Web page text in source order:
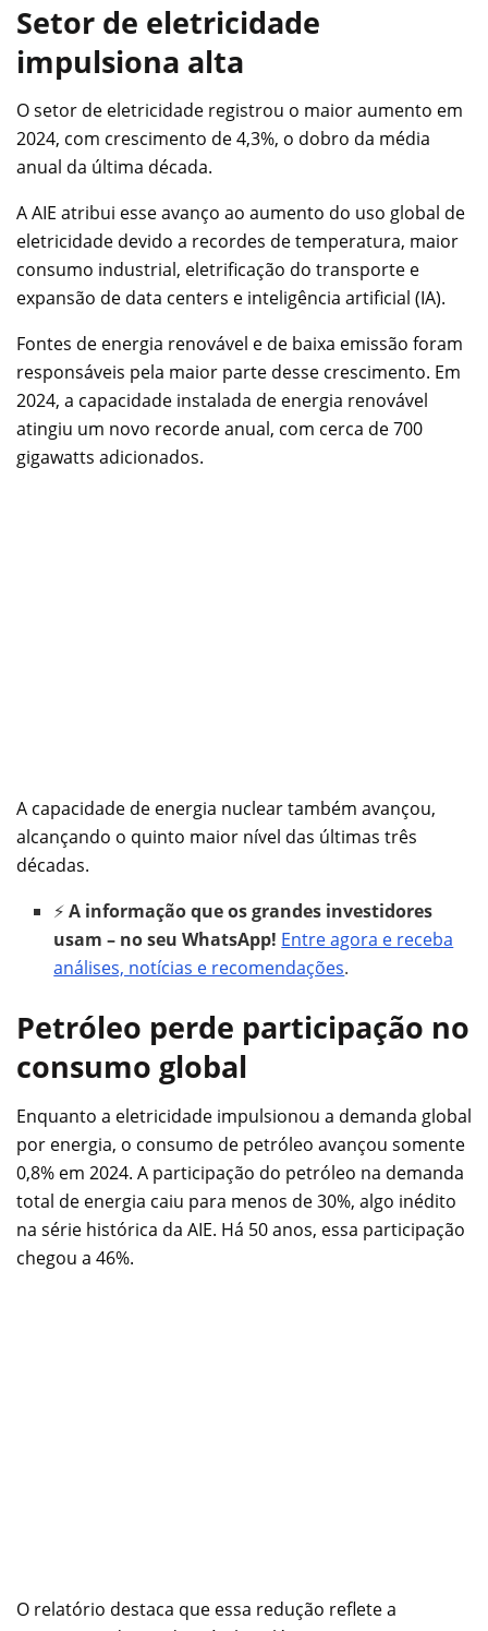
Setor de eletricidade
impulsiona alta
O setor de eletricidade registrou o maior aumento em
2024, com crescimento de 4,3%, o dobro da média
anual da última década.
A AIE atribui esse avanço ao aumento do uso global de
eletricidade devido a recordes de temperatura, maior
consumo industrial, eletrificação do transporte e
expansão de data centers e inteligência artificial (IA).
Fontes de energia renovável e de baixa emissão foram
responsáveis pela maior parte desse crescimento. Em
2024, a capacidade instalada de energia renovável
atingiu um novo recorde anual, com cerca de 700
gigawatts adicionados.
A capacidade de energia nuclear também avançou,
alcançando o quinto maior nível das últimas três
décadas.
⚡A informação que os grandes investidores
usam – no seu WhatsApp! Entre agora e receba
análises, notícias e recomendações.
Petróleo perde participação no
consumo global
Enquanto a eletricidade impulsionou a demanda global
por energia, o consumo de petróleo avançou somente
0,8% em 2024. A participação do petróleo na demanda
total de energia caiu para menos de 30%, algo inédito
na série histórica da AIE. Há 50 anos, essa participação
chegou a 46%.
O relatório destaca que essa redução reflete a